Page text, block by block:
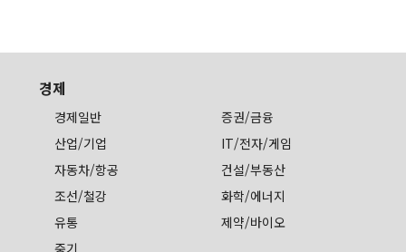
경제
경제일반
증권/금융
산업/기업
IT/전자/게임
자동차/항공
건설/부동산
조선/철강
화학/에너지
유통
제약/바이오
중기